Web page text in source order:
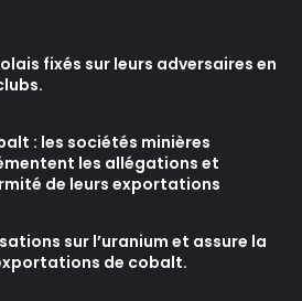
fixés sur leurs adversaires en
: les sociétés minières
les allégations et
de leurs exportations
sur l’uranium et assure la
de cobalt.